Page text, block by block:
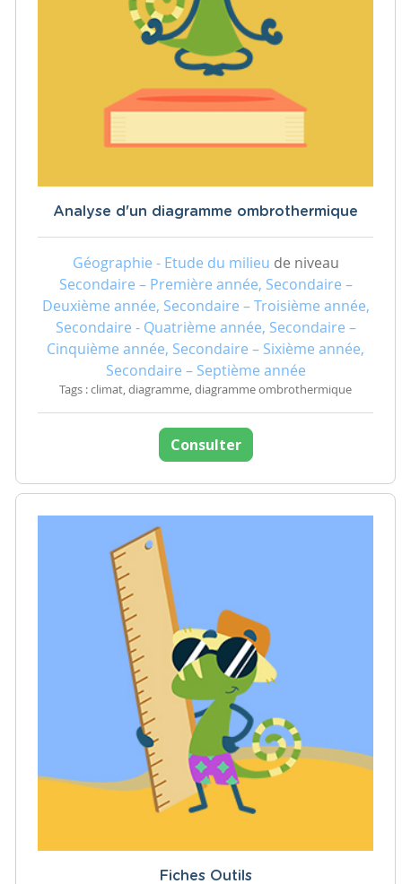
Analyse d'un diagramme ombrothermique
Géographie - Etude du milieu de niveau
Secondaire – Première année, Secondaire –
Deuxième année, Secondaire – Troisième année,
Secondaire - Quatrième année, Secondaire –
Cinquième année, Secondaire – Sixième année,
Secondaire – Septième année
Tags : climat, diagramme, diagramme ombrothermique
Consulter
Fiches Outils